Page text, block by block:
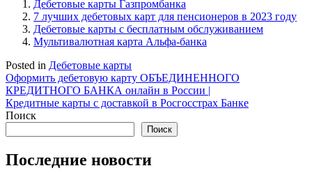
Дебетовые карты Газпромбанка
7 лучших дебетовых карт для пенсионеров в 2023 году
Дебетовые карты с бесплатным обслуживанием
Мультивалютная карта Альфа-банка
Posted in Дебетовые карты
Навигация
по
записям
Оформить дебетовую карту ОБЪЕДИНЕННОГО
КРЕДИТНОГО БАНКА онлайн в России |
Кредитные карты с доставкой в Росгосстрах Банке
Поиск
Поиск
Последние новости